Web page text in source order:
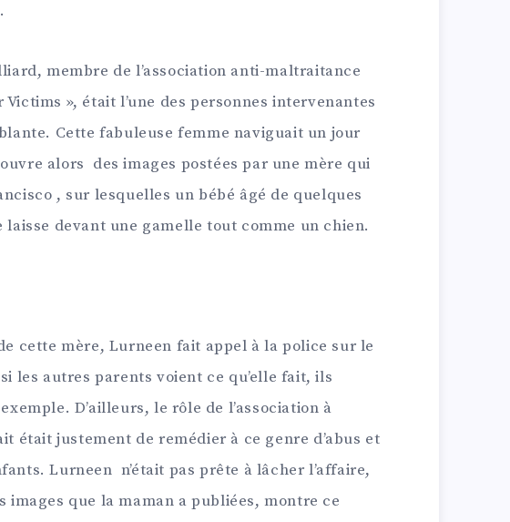
membre de l’association anti-maltraitance
», était l’une des personnes intervenantes
Cette fabuleuse femme naviguait un jour
alors des images postées par une mère qui
, sur lesquelles un bébé âgé de quelques
laisse devant une gamelle tout comme un chien.
cette mère, Lurneen fait appel à la police sur le
les autres parents voient ce qu’elle fait, ils
D’ailleurs, le rôle de l’association à
était justement de remédier à ce genre d’abus et
Lurneen n’était pas prête à lâcher l’affaire,
images que la maman a publiées, montre ce